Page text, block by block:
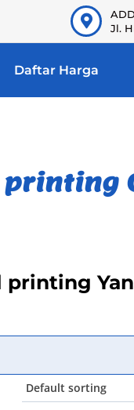
Jl.
Daftar Harga
printing